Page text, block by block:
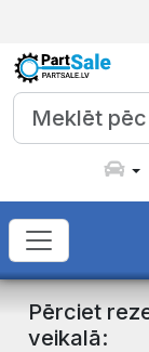
Pērciet
veikalā: